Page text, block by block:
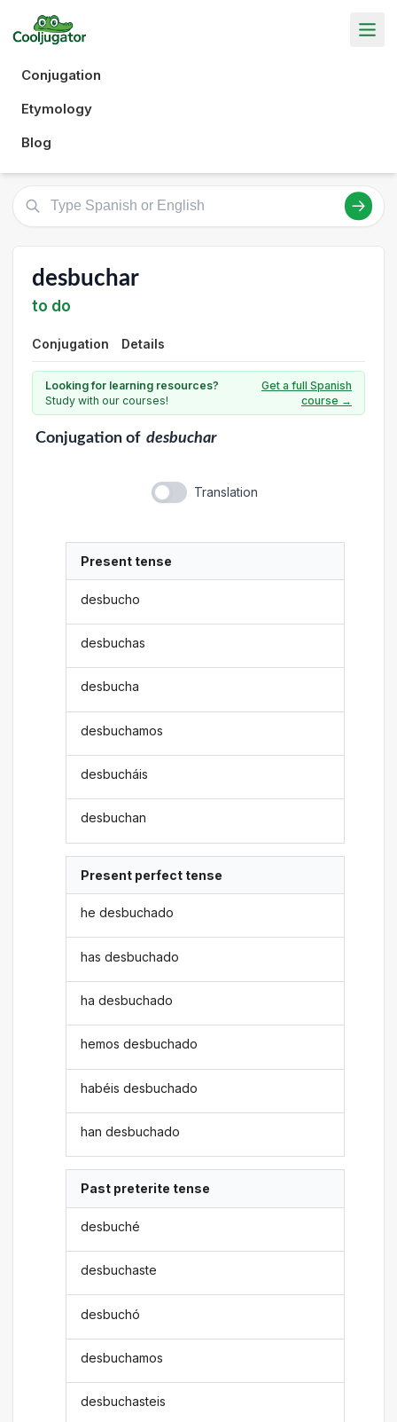
Conjugation
Etymology
Blog
desbuchar
to do
Conjugation Details
Looking for learning resources?
Study with our courses!
Get a full Spanish
course →
Conjugationof desbuchar
Translation
Present tense
desbucho
desbuchas
desbucha
desbuchamos
desbucháis
desbuchan
Present perfect tense
he desbuchado
has desbuchado
ha desbuchado
hemos desbuchado
habéis desbuchado
han desbuchado
Past preterite tense
desbuché
desbuchaste
desbuchó
desbuchamos
desbuchasteis